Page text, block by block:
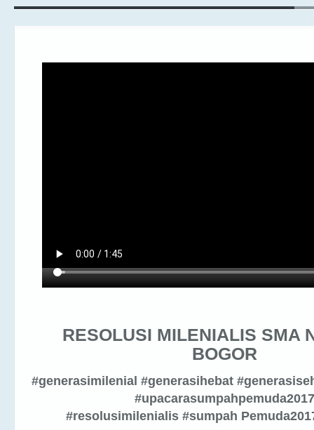
BOGOR
#generasimilenial #generasihebat
#upacarasumpahpemuda2017
#resolusimilenialis #sumpah